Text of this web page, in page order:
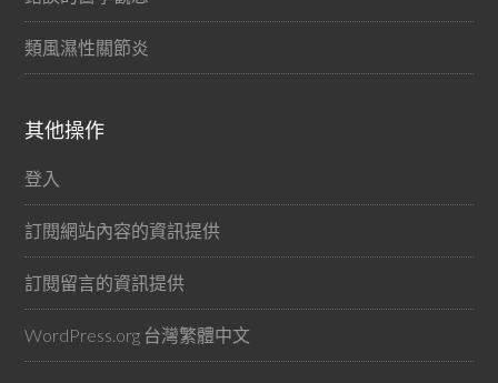
類風濕性關節炎
其他操作
登入
訂閱網站內容的資訊提供
訂閱留言的資訊提供
WordPress.org 台灣繁體中文